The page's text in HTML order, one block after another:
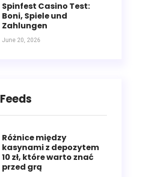
Spinfest Casino Test:
Boni, Spiele und
Zahlungen
June 20, 2026
Różnice między
kasynami z depozytem
10 zł, które warto znać
przed grą